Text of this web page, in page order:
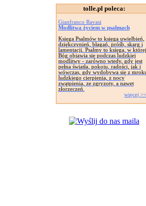
tolle.pl poleca:
Gianfranco Ravasi
Modlitwa życiem w psalmach
Księga Psalmów to księga uwielbień,
dziękczynień, błagań, próśb, skarg i
lamentacji. Psalmy to księga, w której
Bóg objawia się podczas ludzkiej
modlitwy - zarówno wtedy, gdy jest
pełna światła, pokoju, radości, jak i
wówczas, gdy wydobywa się z
ludzkiego cierpienia, z nocy
zwątpienia, ze zgryzoty, a nawet
złorzeczeń.
więcej